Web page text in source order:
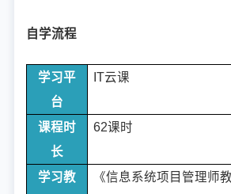
自学流程
学习平
台
IT云课
课程时
长
62课时
学习教
《信息系统项目管理师